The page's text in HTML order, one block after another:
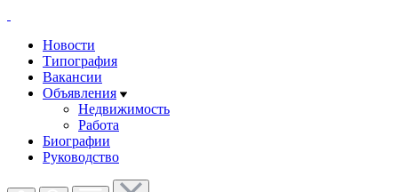
Новости
Типография
Вакансии
Объявления
Недвижимость
Работа
Биографии
Руководство